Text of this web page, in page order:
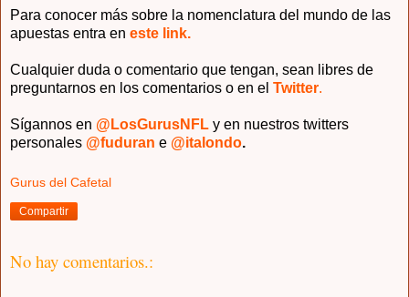
Para conocer más sobre la nomenclatura del mundo de las
apuestas entra en este link.
Cualquier duda o comentario que tengan, sean libres de
preguntarnos en los comentarios o en el Twitter.
Sígannos en @LosGurusNFL y en nuestros twitters
personales @fuduran e @italondo.
Gurus del Cafetal
Compartir
No hay comentarios.: